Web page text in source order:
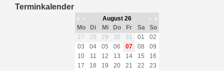
Terminkalender
« ‹ August 26 ›
»
Mo
Di Mi Do Fr Sa
So
27
28 29 30 31 01
02
03
04 05 06 07 08
09
10
11 12 13 14 15
16
17
18 19 20 21 22
23